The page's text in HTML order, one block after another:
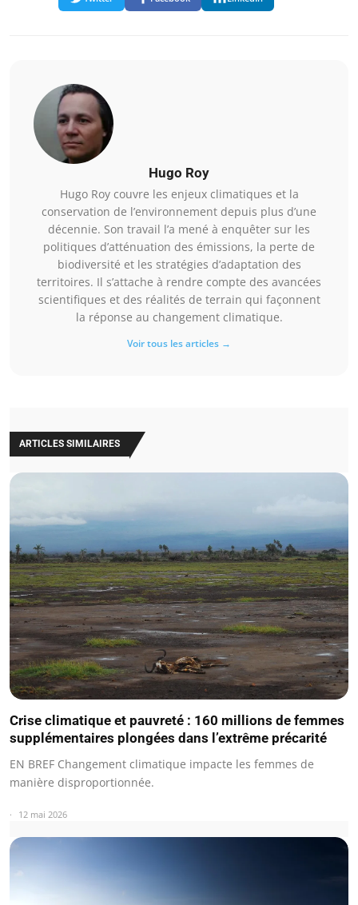
Hugo Roy
Hugo Roy couvre les enjeux climatiques et la
conservation de l’environnement depuis plus d’une
décennie. Son travail l’a mené à enquêter sur les
politiques d’atténuation des émissions, la perte de
biodiversité et les stratégies d’adaptation des
territoires. Il s’attache à rendre compte des avancées
scientifiques et des réalités de terrain qui façonnent
la réponse au changement climatique.
Voir tous les articles →
ARTICLES SIMILAIRES
Crise climatique et pauvreté : 160 millions de femmes
supplémentaires plongées dans l’extrême précarité
EN BREF Changement climatique impacte les femmes de
manière disproportionnée.
12 mai 2026